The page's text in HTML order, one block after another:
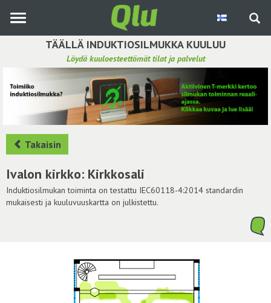
pääsisältöön
TÄÄLLÄ INDUKTIOSILMUKKA KUULUU
Löydä kuuloesteettömät tilat ja palvelut
Etsi induktiosilmukka
Tee ehdotus ja vaikuta kuulemiskokemukseen
Hae ehdotuksia
Käyttöohje
Yhteydenottopyyntö
Takaisin
Ivalon kirkko: Kirkkosali
Induktiosilmukan toiminta on testattu IEC60118-4:2014 standardin
mukaisesti ja kuuluvuuskartta on julkistettu.